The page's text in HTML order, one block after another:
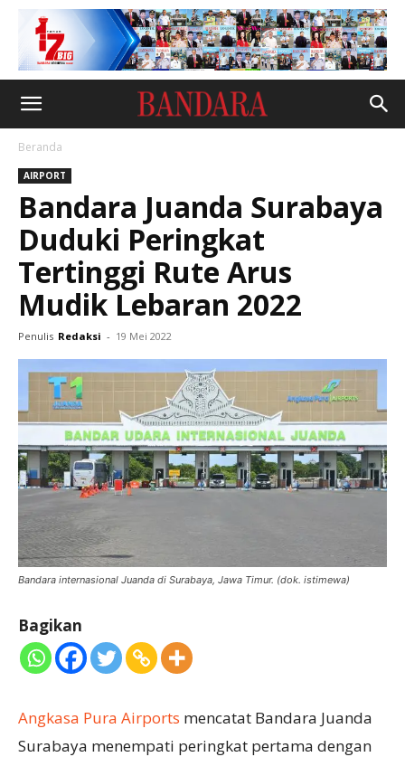
Beranda
AIRPORT
Bandara Juanda Surabaya
Duduki Peringkat
Tertinggi Rute Arus
Mudik Lebaran 2022
Penulis Redaksi - 19 Mei 2022
Bandara internasional Juanda di Surabaya, Jawa Timur. (dok. istimewa)
Bagikan
Angkasa Pura Airports mencatat Bandara Juanda
Surabaya menempati peringkat pertama dengan